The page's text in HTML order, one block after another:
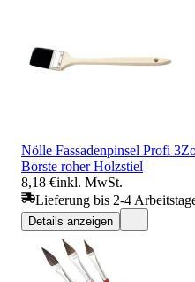
Nölle Fassadenpinsel Profi
Borste roher Holzstiel
8,18 €inkl. MwSt.
Lieferung bis 2-4
Details anzeigen